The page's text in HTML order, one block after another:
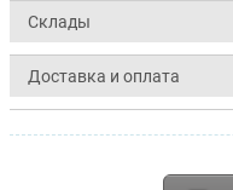
Склады
Доставка и оплата